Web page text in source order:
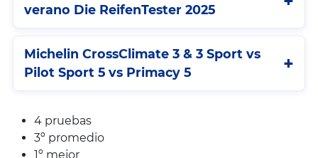
verano Die ReifenTester 2025
Michelin CrossClimate 3 & 3 Sport vs
Pilot Sport 5 vs Primacy 5
4 pruebas
3º promedio
1º mejor